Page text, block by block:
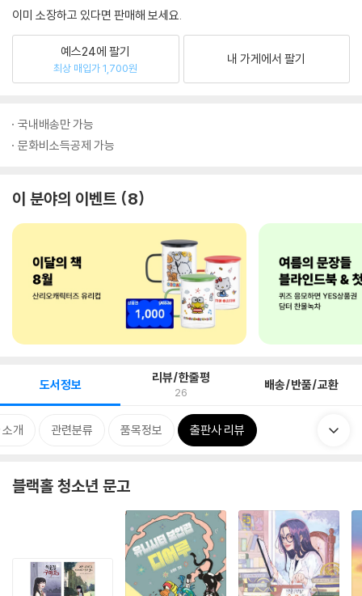
이미 소장하고 있다면 판매해 보세요.
예스24에 팔기
최상 매입가 1,700원
내 가게에서 팔기
국내배송만 가능
문화비소득공제 가능
이 분야의 이벤트 8
도서정보 리뷰/한줄평
26 배송/반품/교환
개 관련분류 품목정보 출판사 리뷰
블랙홀 청소년 문고